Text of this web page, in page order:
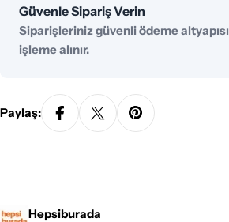
Güvenle Sipariş Verin
Ödeme
yöntemleri
Siparişleriniz güvenli ödeme
işleme alınır.
Paylaş:
Hepsiburada